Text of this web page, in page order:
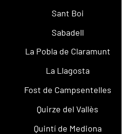
Sant Boi
Sabadell
La Pobla de Claramunt
La Llagosta
Fost de Campsentelles
Quirze del Vallès
Quintí de Mediona